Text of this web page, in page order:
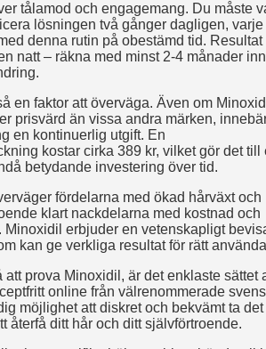
tålamod och engagemang. Du måste
lösningen två gånger dagligen, varje
denna rutin på obestämd tid. Resultat
natt – räkna med minst 2-4 månader
en faktor att överväga. Även om
prisvärd än vissa andra märken,
en kontinuerlig utgift. En
kostar cirka 389 kr, vilket gör det till
betydande investering över tid.
fördelarna med ökad hårväxt och
klart nackdelarna med kostnad och
erbjuder en vetenskapligt
kan ge verkliga resultat för rätt
att prova Minoxidil, är det enklaste sättet
online från välrenommerade
möjlighet att diskret och bekvämt ta det
återfå ditt hår och ditt självförtroende.